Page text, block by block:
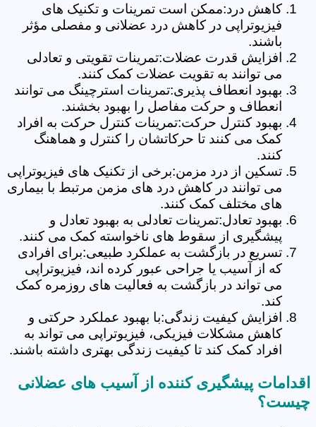
کاهش درد:ممکن است تمرینات و تکنیک های
فیزیوتراپی در کاهش درد عضلانی و مفصلی مؤثر
باشند.
افزایش قدرت عضلات:تمرینات تقویتی و تعادلی
می توانند به تقویت عضلات کمک کنند.
بهبود انعطاف پذیری:تمرینات استرچینگ می توانند
انعطاف و حرکت مفاصل را بهبود بخشند.
بهبود کنترل حرکت:تمرینات کنترل حرکت به افراد
کمک می کنند تا حرکاتشان را کنترل و هماهنگ
کنند.
تسکین از درد مزمن:برخی از تکنیک های فیزیوتراپی
می توانند در کاهش درد های مزمن مرتبط با بیماری
های مختلف کمک کنند.
بهبود تعادل:تمرینات تعادلی به بهبود تعادل و
پیشگیری از سقوط های ناخواسته کمک می کنند.
تسریع در بازگشت به عملکرد طبیعی:برای افرادی
که از آسیب یا جراحی عبور کرده اند، فیزیوتراپی
می تواند در بازگشت به فعالیت های روزمره کمک
کند.
افزایش کیفیت زندگی:با بهبود عملکرد حرکتی و
کاهش مشکلات فیزیکی، فیزیوتراپی می تواند به
افراد کمک کند تا کیفیت زندگی بهتری داشته باشند.
اقدامات پیشگیری کننده از آسیب های عضلانی
چیست؟